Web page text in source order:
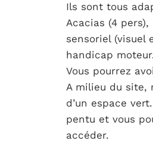
Ils sont tous
Acacias (4
sensoriel (visuel
handicap
Vous pourrez
A milieu du site,
d’un espace
pentu et vous
accéder.